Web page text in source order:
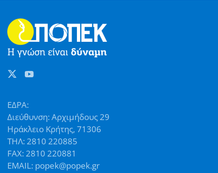
ΕΔΡΑ:
Διεύθυνση: Αρχιμήδους 29
Ηράκλειο Κρήτης, 71306
ΤΗΛ: 2810 220885
FAX: 2810 220881
EMAIL: popek@popek.gr